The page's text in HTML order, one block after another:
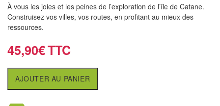
air
Pendules
Echiquier
aveugles
À vous les joies et les peines de l’exploration de l’île de Catane.
Construisez vos villes, vos routes, en profitant au mieux des
ressources.
45,90€
AJOUTER AU PANIER